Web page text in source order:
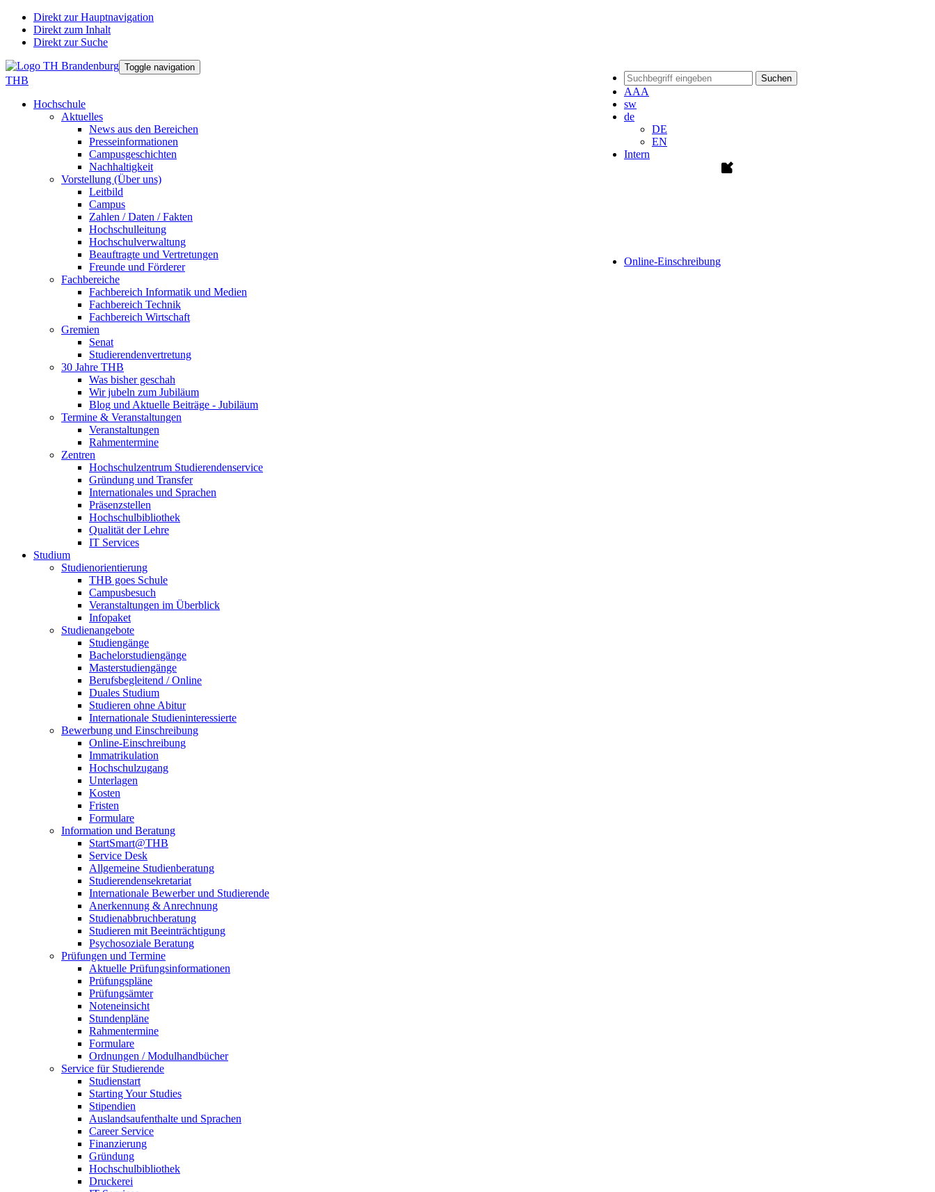
Direkt zur Hauptnavigation
Direkt zum Inhalt
Direkt zur Suche
Suchen
AAA
sw
de
DE
EN
Intern
Online-Einschreibung
Toggle navigation
THB
Hochschule
Aktuelles
News aus den Bereichen
Presseinformationen
Campusgeschichten
Nachhaltigkeit
Vorstellung (Über uns)
Leitbild
Campus
Zahlen / Daten / Fakten
Hochschulleitung
Hochschulverwaltung
Beauftragte und Vertretungen
Freunde und Förderer
Fachbereiche
Fachbereich Informatik und Medien
Fachbereich Technik
Fachbereich Wirtschaft
Gremien
Senat
Studierendenvertretung
30 Jahre THB
Was bisher geschah
Wir jubeln zum Jubiläum
Blog und Aktuelle Beiträge - Jubiläum
Termine & Veranstaltungen
Veranstaltungen
Rahmentermine
Zentren
Hochschulzentrum Studierendenservice
Gründung und Transfer
Internationales und Sprachen
Präsenzstellen
Hochschulbibliothek
Qualität der Lehre
IT Services
Studium
Studienorientierung
THB goes Schule
Campusbesuch
Veranstaltungen im Überblick
Infopaket
Studienangebote
Studiengänge
Bachelorstudiengänge
Masterstudiengänge
Berufsbegleitend / Online
Duales Studium
Studieren ohne Abitur
Internationale Studieninteressierte
Bewerbung und Einschreibung
Online-Einschreibung
Immatrikulation
Hochschulzugang
Unterlagen
Kosten
Fristen
Formulare
Information und Beratung
StartSmart@THB
Service Desk
Allgemeine Studienberatung
Studierendensekretariat
Internationale Bewerber und Studierende
Anerkennung & Anrechnung
Studienabbruchberatung
Studieren mit Beeinträchtigung
Psychosoziale Beratung
Prüfungen und Termine
Aktuelle Prüfungsinformationen
Prüfungspläne
Prüfungsämter
Noteneinsicht
Stundenpläne
Rahmentermine
Formulare
Ordnungen / Modulhandbücher
Service für Studierende
Studienstart
Starting Your Studies
Stipendien
Auslandsaufenthalte und Sprachen
Career Service
Finanzierung
Gründung
Hochschulbibliothek
Druckerei